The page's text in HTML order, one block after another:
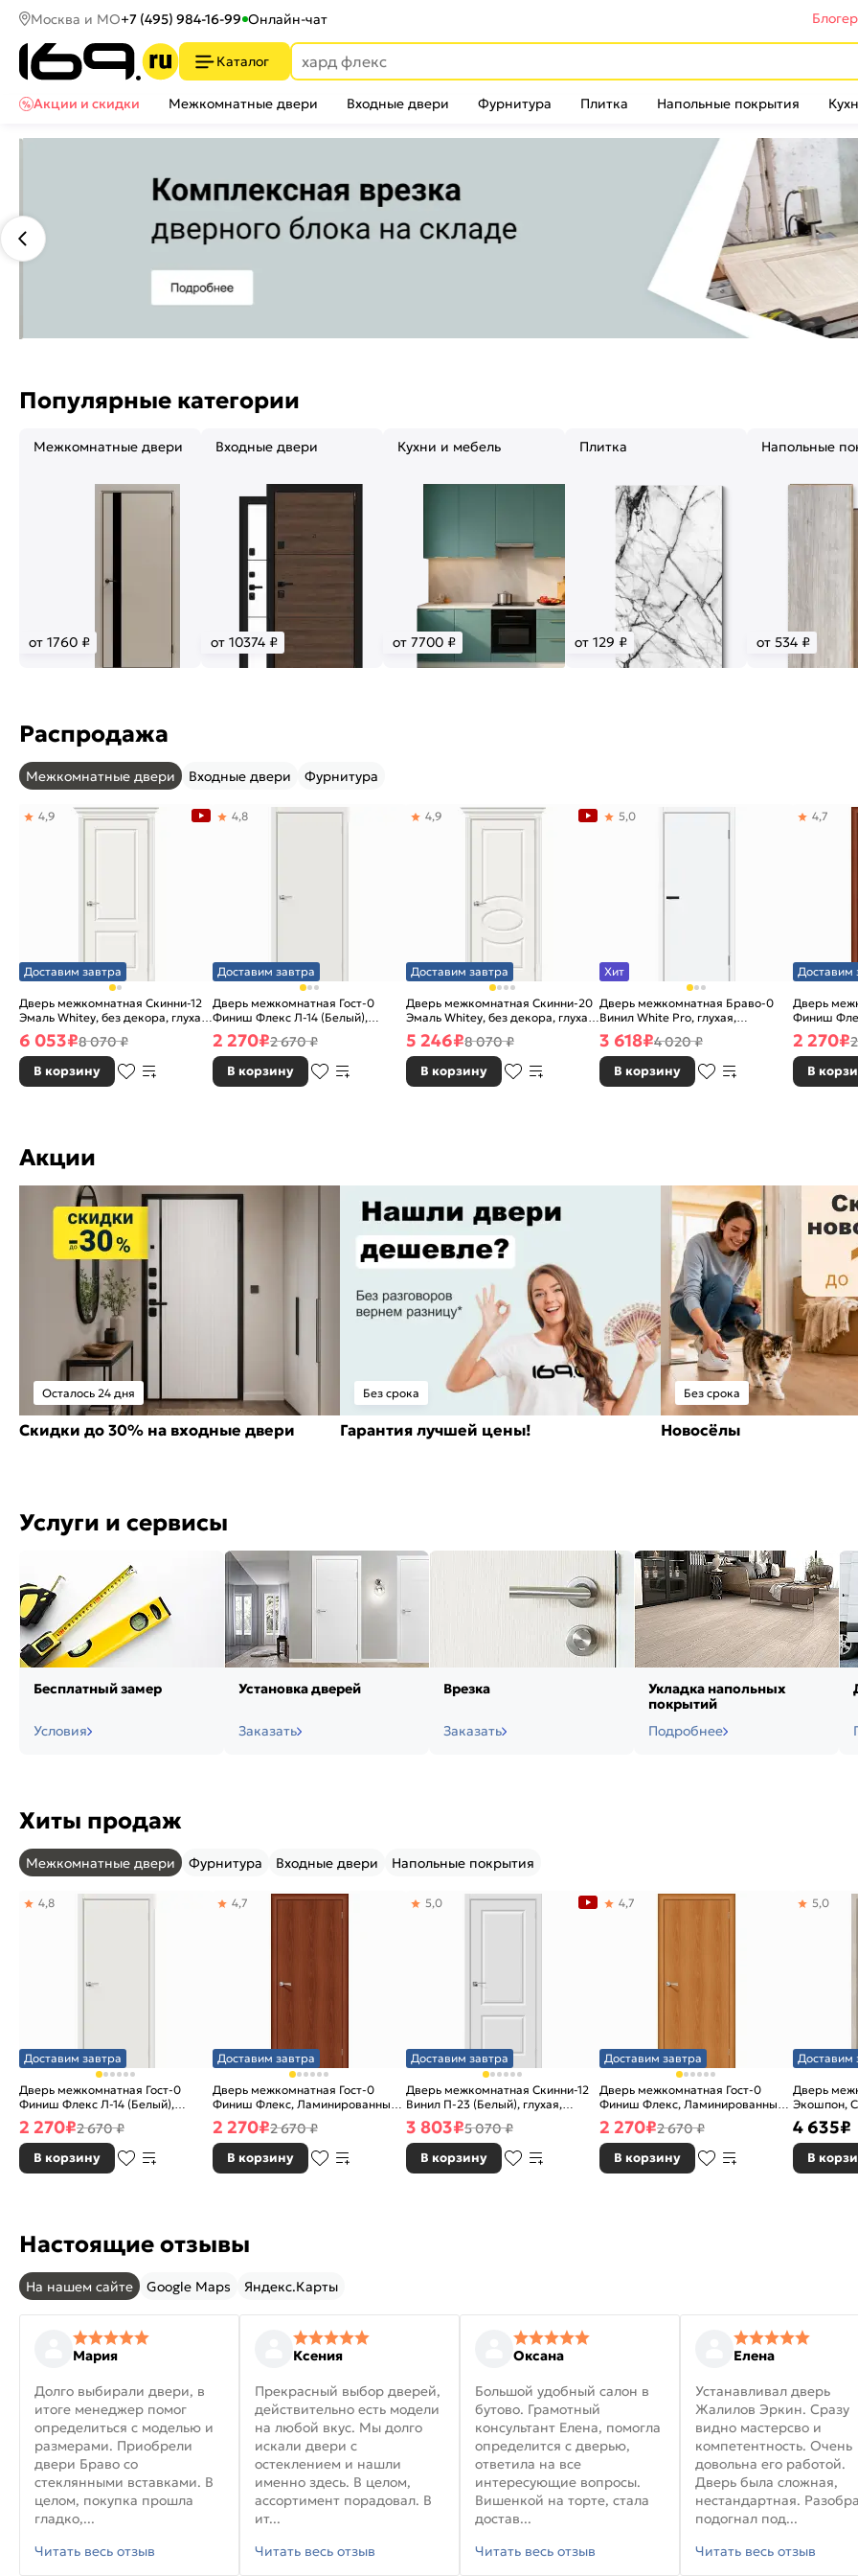
Москва и МО+7 (495) 984-16-99 Онлайн-чат
Каталог
Акции и скидки
Межкомнатные двери Входные двери Фурнитура Плитка Напольные покрытия
Популярные категории
Межкомнатные двери
от 1760 ₽
Входные двери
от 10374 ₽
Кухни и мебель
от 7700 ₽
Плитка
от 129 ₽
Напольные
от 534 ₽
Распродажа
Межкомнатные двери Входные двери Фурнитура
Доставим завтра
Дверь межкомнатная Скинни-12
Эмаль Whitey, без декора, глухая,
без стекла, без кромки, скиновая
4,9
6 053₽8 070 ₽
В корзину
Доставим завтра
Дверь межкомнатная Гост-0
Финиш Флекс Л-14 (Белый),
глухая, каркасно-щитовая
4,8
2 270₽2 670 ₽
В корзину
Доставим завтра
Дверь межкомнатная Скинни-20
Эмаль Whitey, без декора, глухая,
без стекла, без кромки, скиновая
4,9
5 246₽8 070 ₽
В корзину
Хит
Дверь межкомнатная Браво-0
Винил White Pro, глухая,
каркасно-щитовая
5,0
3 618₽4 020 ₽
В корзину
Доставим
Дверь
Финиш
Л-11
каркасно-
4,7
2 270₽
В
Акции
Осталось 24 дня
Скидки до 30% на входные двери
Без срока
Гарантия лучшей цены!
Без срока
Новосёлы
Услуги и сервисы
Бесплатный замер
Условия
Установка дверей
Заказать
Врезка
Заказать
Укладка напольных
покрытий
Подробнее
Хиты продаж
Межкомнатные двери Фурнитура Входные двери Напольные покрытия
Доставим завтра
Дверь межкомнатная Гост-0
Финиш Флекс Л-14 (Белый),
глухая, каркасно-щитовая
4,8
2 270₽2 670 ₽
В корзину
Доставим завтра
Дверь межкомнатная Гост-0
Финиш Флекс, Ламинированные
Л-11 (ИталОрех), глухая,
каркасно-щитовая
4,7
2 270₽2 670 ₽
В корзину
Доставим завтра
Дверь межкомнатная Скинни-12
Винил П-23 (Белый), глухая,
скиновая
5,0
3 803₽5 070 ₽
В корзину
Доставим завтра
Дверь межкомнатная Гост-0
Финиш Флекс, Ламинированные
Л-12 (МиланОрех), глухая,
каркасно-щитовая
4,7
2 270₽2 670 ₽
В корзину
Доставим
Дверь
Экошпон,
5,0
4 635₽
В
Настоящие отзывы
На нашем сайте Google Maps Яндекс.Карты
Мария
Долго выбирали двери, в
итоге менеджер помог
определиться с моделью и
размерами. Приобрели
двери Браво со
стеклянными вставками. В
целом, покупка прошла
гладко,...
Читать весь отзыв
Ксения
Прекрасный выбор дверей,
действительно есть модели
на любой вкус. Мы долго
искали двери с
остеклением и нашли
именно здесь. В целом,
ассортимент порадовал. В
ит...
Читать весь отзыв
Оксана
Большой удобный салон в
бутово. Грамотный
консультант Елена, помогла
определится с дверью,
ответила на все
интересующие вопросы.
Вишенкой на торте, стала
достав...
Читать весь отзыв
Елена
Устанавливал дверь
Жалилов Эркин. Сразу
видно мастерсво и
компетентность. Очень
довольна его работой.
Дверь была сложная,
нестандартная.
подогнал под...
Читать весь отзыв